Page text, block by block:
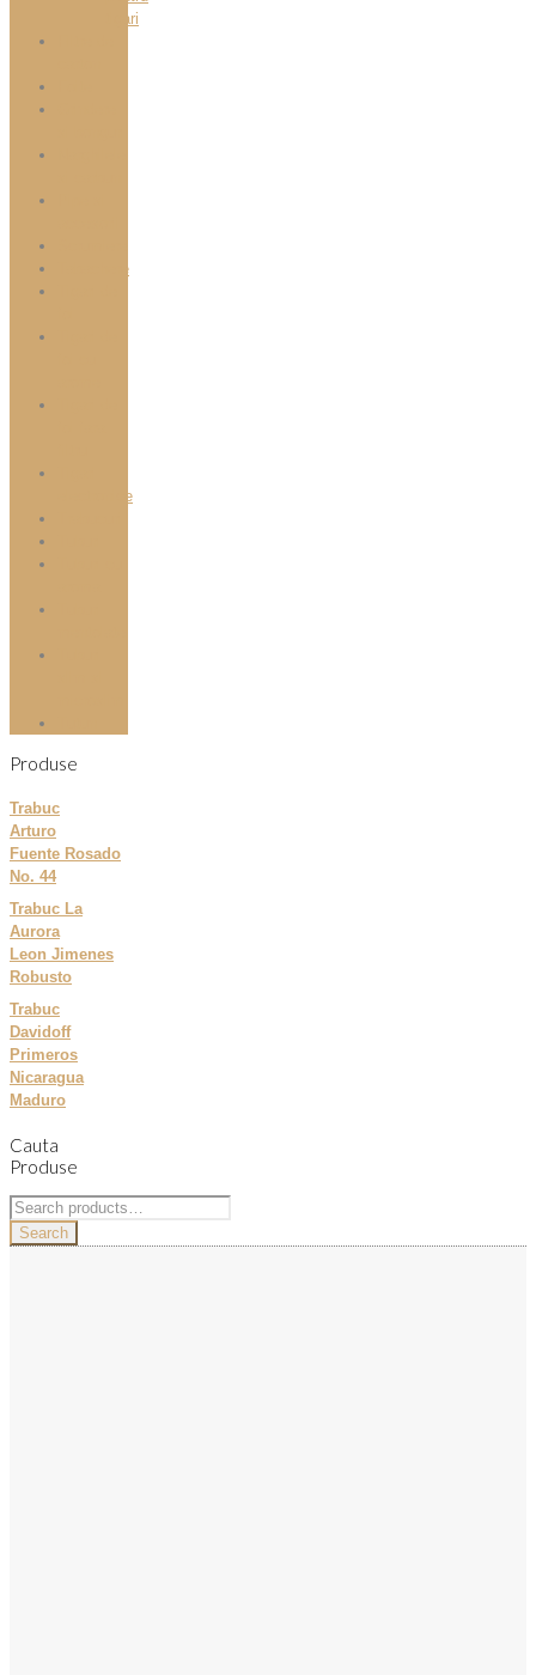
tigari
Tabachere
electronice
Produse
Trabuc
Arturo
Fuente Rosado
No. 44
Trabuc La
Aurora
Leon Jimenes
Robusto
Trabuc
Davidoff
Primeros
Nicaragua
Maduro
Cauta
Produse
Search
for:Search